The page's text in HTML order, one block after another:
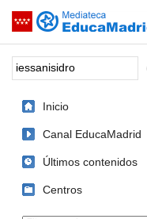
Saltar navegación
Palabra o frase:
Inicio
Canal EducaMadrid
Últimos contenidos
Centros